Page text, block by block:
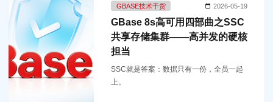
GBASE技术干货 2026-05-19
GBase 8s高可用四部曲之SSC
共享存储集群——高并发的硬核
担当
SSC就是答案：数据只有一份，全员一起
上。